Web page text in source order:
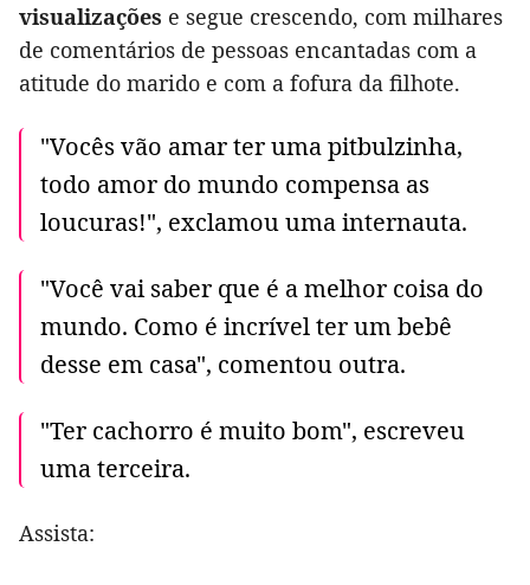
visualizações e segue crescendo, com milhares
de comentários de pessoas encantadas com a
atitude do marido e com a fofura da filhote.
"Vocês vão amar ter uma pitbulzinha,
todo amor do mundo compensa as
loucuras!", exclamou uma internauta.
"Você vai saber que é a melhor coisa do
mundo. Como é incrível ter um bebê
desse em casa", comentou outra.
"Ter cachorro é muito bom", escreveu
uma terceira.
Assista: